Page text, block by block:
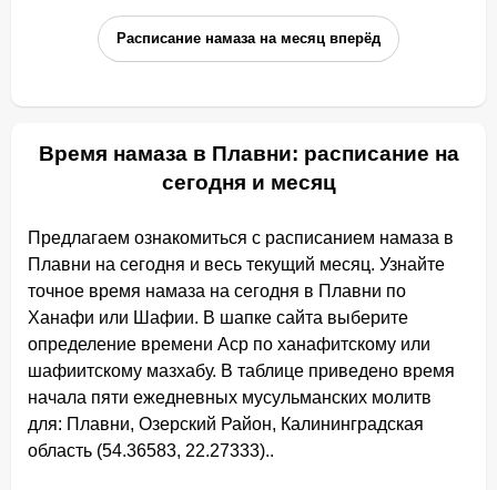
Расписание намаза на месяц вперёд
Время намаза в Плавни: расписание на
сегодня и месяц
Предлагаем ознакомиться с расписанием намаза в
Плавни на сегодня и весь текущий месяц. Узнайте
точное время намаза на сегодня в Плавни по
Ханафи или Шафии. В шапке сайта выберите
определение времени Аср по ханафитскому или
шафиитскому мазхабу. В таблице приведено время
начала пяти ежедневных мусульманских молитв
для: Плавни, Озерский Район, Калининградская
область (54.36583, 22.27333)..